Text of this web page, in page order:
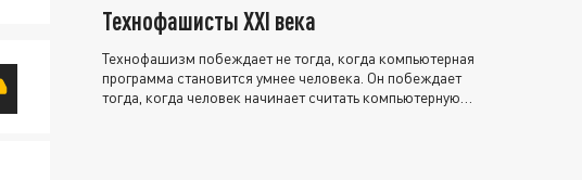
Технофашисты XXI века
Технофашизм побеждает не тогда, когда компьютерная
программа становится умнее человека. Он побеждает
тогда, когда человек начинает считать компьютерную